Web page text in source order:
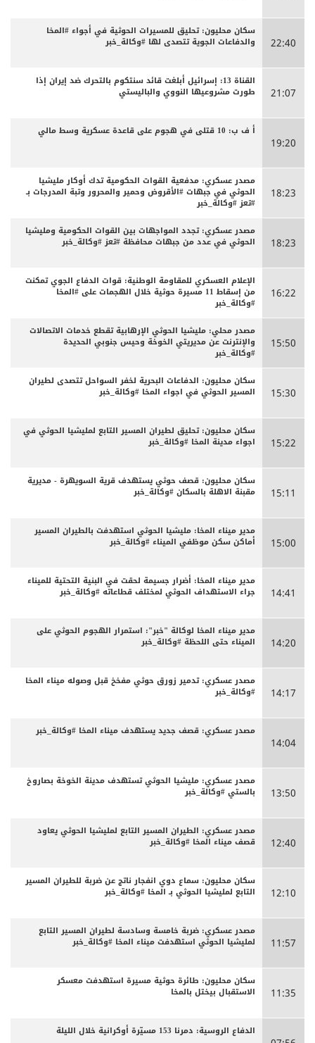
22:40
سكان محليون: تحليق للمسيرات الحوثية في أجواء #المخا
والدفاعات الجوية تتصدى لها #وكالة_خبر
21:07
القناة 13: إسرائيل أبلغت قائد سنتكوم بالتحرك ضد إيران إذا
طورت مشروعيها النووي والباليستي
19:20
أ ف ب: 10 قتلى في هجوم على قاعدة عسكرية وسط مالي
18:23
مصدر عسكري: مدفعية القوات الحكومية تدك أوكار مليشيا
الحوثي في جبهات #الأقروض وحمير والمحرور وتبة المدرجات بـ
#تعز #وكالة_خبر
18:23
مصدر عسكري: تجدد المواجهات بين القوات الحكومية ومليشيا
الحوثي في عدد من جبهات محافظة #تعز #وكالة_خبر
16:22
الإعلام العسكري للمقاومة الوطنية: قوات الدفاع الجوي تمكنت
من إسقاط 11 مسيرة حوثية خلال الهجمات على #المخا
#وكالة_خبر
15:50
مصدر محلي: مليشيا الحوثي الإرهابية تقطع خدمات الاتصالات
والإنترنت عن مديريتي الخوخة وحيس جنوبي الحديدة
#وكالة_خبر
15:30
سكان محليون: الدفاعات البحرية لخفر السواحل تتصدى لطيران
المسير الحوثي في اجواء المخا #وكالة_خبر
15:22
سكان محليون: تحليق لطيران المسير التابع لمليشيا الحوثي في
اجواء مدينة المخا #وكالة_خبر
15:11
سكان محليون: قصف حوثي يستهدف قرية السويهرة - مديرية
مقبنة الاهلة بالسكان #وكالة_خبر
15:00
مدير ميناء المخا: مليشيا الحوثي استهدفت بالطيران المسير
أماكن سكن موظفي الميناء #وكالة_خبر
14:41
مدير ميناء المخا: أضرار جسيمة لحقت في البنية التحتية للميناء
جراء الاستهداف الحوثي لمختلف قطاعاته #وكالة_خبر
14:20
مدير ميناء المخا لوكالة "خبر": استمرار الهجوم الحوثي على
الميناء حتى اللحظة #وكالة_خبر
14:17
مصدر عسكري: تدمير زورق حوثي مفخخ قبل وصوله ميناء المخا
#وكالة_خبر
14:04
مصدر عسكري: قصف جديد يستهدف ميناء المخا #وكالة_خبر
13:50
مصدر عسكري: مليشيا الحوثي تستهدف مدينة الخوخة بصاروخ
بالستي #وكالة_خبر
12:40
مصدر عسكري: الطيران المسير التابع لمليشيا الحوثي يعاود
قصف ميناء المخا #وكالة_خبر
12:10
سكان محليون: سماع دوي انفجار ناتج عن ضربة للطيران المسير
التابع لمليشيا الحوثي بـ المخا #وكالة_خبر
11:57
مصدر عسكري: ضربة خامسة وسادسة لطيران المسير التابع
لمليشيا الحوثي استهدفت ميناء المخا #وكالة_خبر
11:35
سكان محليون: طائرة حوثية مسيرة استهدفت معسكر
الاستقبال بيختل بالمخا
الدفاع الروسية: دمرنا 153 مسيّرة أوكرانية خلال الليلة